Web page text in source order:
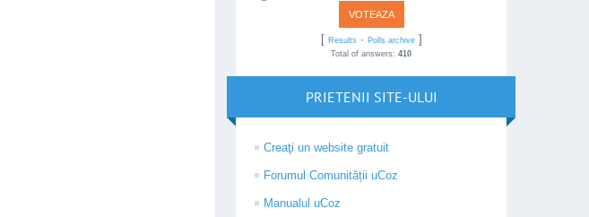
[ Results· Polls archive]
Total of answers:410
PRIETENII SITE-ULUI
Creaţi un website gratuit
Forumul Comunității uCoz
Manualul uCoz